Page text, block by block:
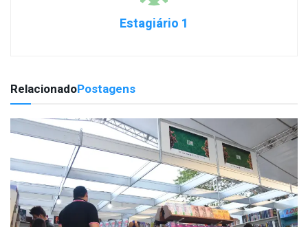
Estagiário 1
RelacionadoPostagens